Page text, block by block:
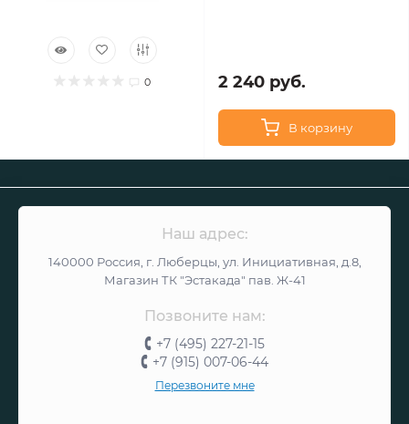
0 2 240 руб.
В корзину
Наш адрес:
140000 Россия, г. Люберцы, ул. Инициативная, д.8,
Магазин ТК "Эстакада" пав. Ж-41
Позвоните нам:
+7 (495) 227-21-15
+7 (915) 007-06-44
Перезвоните мне